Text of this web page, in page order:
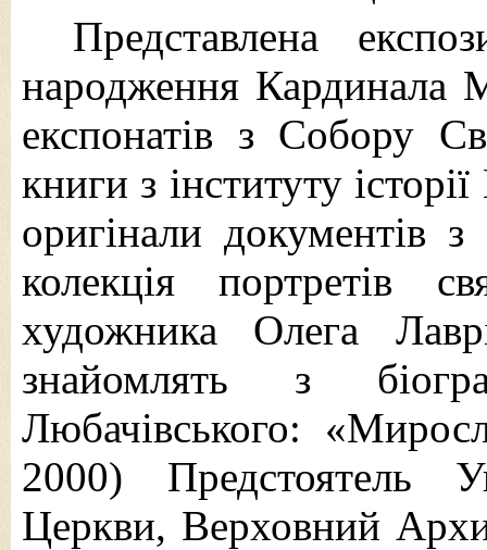
Представлена
народження Кардинала
експонатів з Собору
книги з інституту
оригінали документів
колекція портретів
художника Олега
знайомлять з
Любачівського:
2000) Предстоятель
Церкви, Верховний